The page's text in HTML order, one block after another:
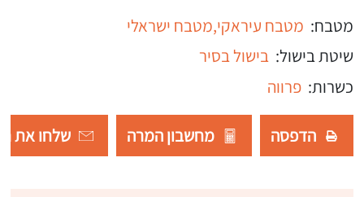
מטבח: מטבח עיראקי,מטבח ישראלי
שיטת בישול: בישול בסיר
כשרות: פרווה
הדפסה מחשבון המרה שלחו את